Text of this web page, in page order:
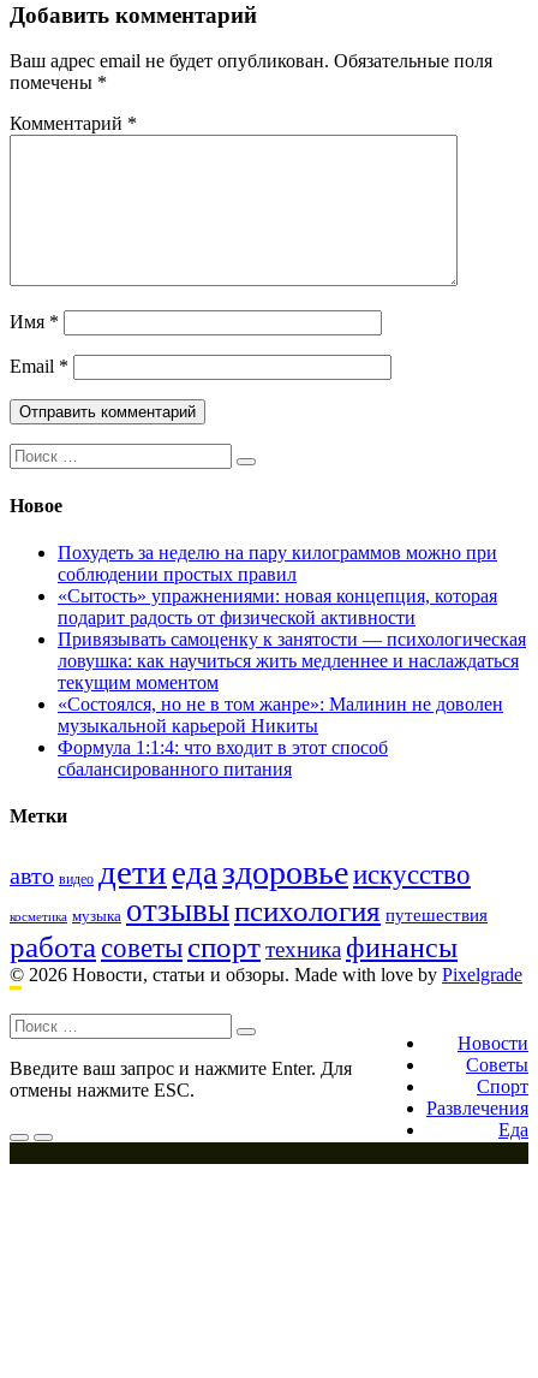
Добавить комментарий
Ваш адрес email не будет опубликован. Обязательные поля
помечены *
Комментарий *
Имя *
Email *
Поиск:
Новое
Похудеть за неделю на пару килограммов можно при
соблюдении простых правил
«Сытость» упражнениями: новая концепция, которая
подарит радость от физической активности
Привязывать самоценку к занятости — психологическая
ловушка: как научиться жить медленнее и наслаждаться
текущим моментом
«Состоялся, но не в том жанре»: Малинин не доволен
музыкальной карьерой Никиты
Формула 1:1:4: что входит в этот способ
сбалансированного питания
Метки
авто видео дети едаздоровьеискусство
косметика музыка отзывыпсихология путешествия
работа советы спорттехникафинансы
© 2026 Новости, статьи и обзоры. Made with love by Pixelgrade
navigation
Новости
Советы
Спорт
Развлечения
Еда
Поиск:
Введите ваш запрос и нажмите Enter. Для
отмены нажмите ESC.
Меню